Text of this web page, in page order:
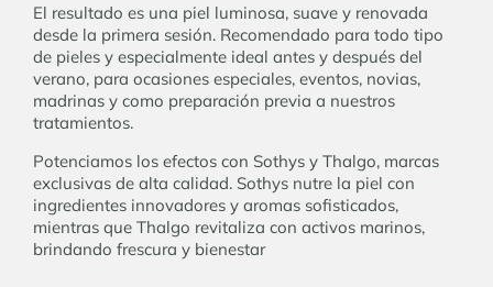
El resultado es una piel luminosa, suave y renovada
desde la primera sesión. Recomendado para todo tipo
de pieles y especialmente ideal antes y después del
verano, para ocasiones especiales, eventos, novias,
madrinas y como preparación previa a nuestros
tratamientos.
Potenciamos los efectos con Sothys y Thalgo, marcas
exclusivas de alta calidad. Sothys nutre la piel con
ingredientes innovadores y aromas sofisticados,
mientras que Thalgo revitaliza con activos marinos,
brindando frescura y bienestar